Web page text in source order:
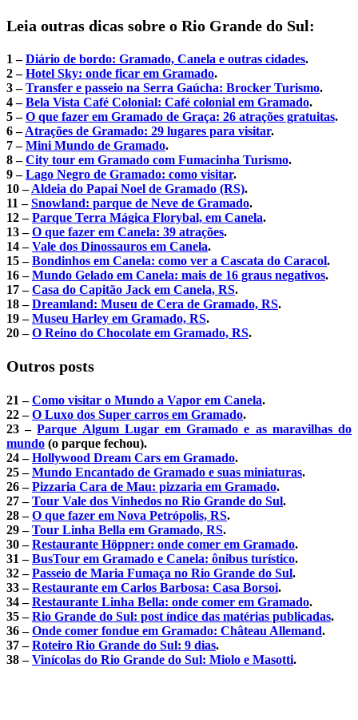
Leia outras dicas sobre o Rio Grande do Sul:
1 –Diário de bordo: Gramado, Canela e outras cidades.
2 –Hotel Sky: onde ficar em Gramado.
3 –Transfer e passeio na Serra Gaúcha: Brocker Turismo.
4 –Bela Vista Café Colonial: Café colonial em Gramado.
5 –O que fazer em Gramado de Graça: 26 atrações gratuitas.
6 –Atrações de Gramado: 29 lugares para visitar.
7 –Mini Mundo de Gramado.
8 –City tour em Gramado com Fumacinha Turismo.
9 –Lago Negro de Gramado: como visitar.
10 –Aldeia do Papai Noel de Gramado (RS).
11 –Snowland: parque de Neve de Gramado.
12 –Parque Terra Mágica Florybal, em Canela.
13 –O que fazer em Canela: 39 atrações.
14 –Vale dos Dinossauros em Canela.
15 –Bondinhos em Canela: como ver a Cascata do Caracol.
16 –Mundo Gelado em Canela: mais de 16 graus negativos.
17 –Casa do Capitão Jack em Canela, RS.
18 –Dreamland: Museu de Cera de Gramado, RS.
19 –Museu Harley em Gramado, RS.
20 –O Reino do Chocolate em Gramado, RS.
Outros posts
21 –Como visitar o Mundo a Vapor em Canela.
22 –O Luxo dos Super carros em Gramado.
23 –Parque Algum Lugar em Gramado e as maravilhas do
mundo (o parque fechou).
24 –Hollywood Dream Cars em Gramado.
25 –Mundo Encantado de Gramado e suas miniaturas.
26 –Pizzaria Cara de Mau: pizzaria em Gramado.
27 –Tour Vale dos Vinhedos no Rio Grande do Sul.
28 –O que fazer em Nova Petrópolis, RS.
29 –Tour Linha Bella em Gramado, RS.
30 –Restaurante Höppner: onde comer em Gramado.
31 –BusTour em Gramado e Canela: ônibus turístico.
32 –Passeio de Maria Fumaça no Rio Grande do Sul.
33 –Restaurante em Carlos Barbosa: Casa Borsoi.
34 –Restaurante Linha Bella: onde comer em Gramado.
35 –Rio Grande do Sul: post índice das matérias publicadas.
36 –Onde comer fondue em Gramado: Château Allemand.
37 –Roteiro Rio Grande do Sul: 9 dias.
38 –Vinícolas do Rio Grande do Sul: Miolo e Masotti.